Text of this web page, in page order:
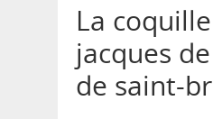
La
jacques
de saint-